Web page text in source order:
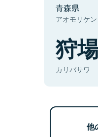
青森県
アオモリケン
狩
カリバサワ
他